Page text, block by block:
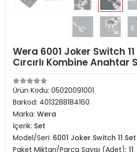
Wera 6001 Joker Switch 11
Cırcırlı Kombine Anahtar
Ürün Kodu: 05020091001
Barkod: 4013288184160
Marka: Wera
İçerik: Set
Model/Seri: 6001 Joker Switch 11 Set
Paket Miktarı/Parça Sayısı (Adet): 11